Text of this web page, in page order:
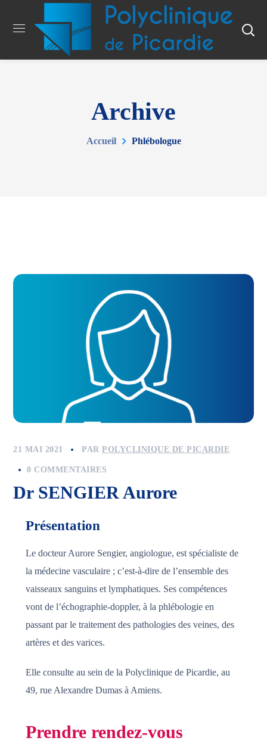
Archive
Accueil Phlébologue
21 MAI 2021 PARPOLYCLINIQUE DE PICARDIE
0 COMMENTAIRES
Dr SENGIER Aurore
Présentation
Le docteur Aurore Sengier, angiologue, est spécialiste de
la médecine vasculaire ; c’est-à-dire de l’ensemble des
vaisseaux sanguins et lymphatiques. Ses compétences
vont de l’échographie-doppler, à la phlébologie en
passant par le traitement des pathologies des veines, des
artères et des varices.
Elle consulte au sein de la Polyclinique de Picardie, au
49, rue Alexandre Dumas à Amiens.
Prendre rendez-vous